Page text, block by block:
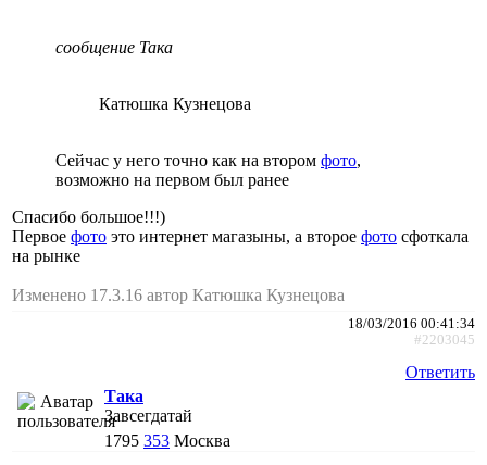
сообщение Така
Катюшка Кузнецова
Сейчас у него точно как на втором фото,
возможно на первом был ранее
Спасибо большое!!!)
Первое фото это интернет магазыны, а второе фото сфоткала
на рынке
Изменено 17.3.16 автор Катюшка Кузнецова
18/03/2016 00:41:34
#2203045
Ответить
Така
Завсегдатай
1795 353 Москва